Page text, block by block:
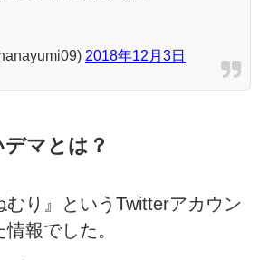
2018年12月3日
マとは？
むり』というTwitterアカウン
報でした。